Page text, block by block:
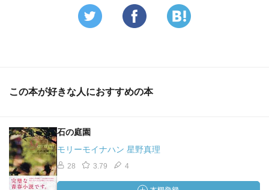
この本が好きな人におすすめの本
石の庭園
モリーモイナハン 星野真理
28 3.79 4